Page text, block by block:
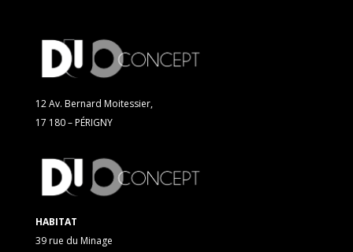
12 Av. Bernard Moitessier,
17 180 – PÉRIGNY
HABITAT
39 rue du Minage